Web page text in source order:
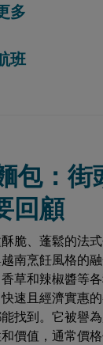
多
班
包：街
回顧
脆、蓬鬆的法
南烹飪風格的
草和辣椒醬等
速且經濟實惠
找到。它被譽
價值，通常價格